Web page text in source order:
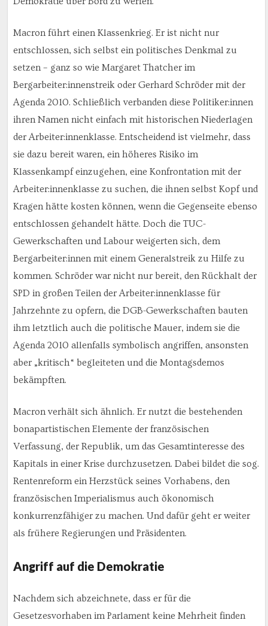
Macron führt einen Klassenkrieg. Er ist nicht nur
entschlossen, sich selbst ein politisches Denkmal zu
setzen – ganz so wie Margaret Thatcher im
Bergarbeiter:innenstreik oder Gerhard Schröder mit der
Agenda 2010. Schließlich verbanden diese Politiker:innen
ihren Namen nicht einfach mit historischen Niederlagen
der Arbeiter:innenklasse. Entscheidend ist vielmehr, dass
sie dazu bereit waren, ein höheres Risiko im
Klassenkampf einzugehen, eine Konfrontation mit der
Arbeiter:innenklasse zu suchen, die ihnen selbst Kopf und
Kragen hätte kosten können, wenn die Gegenseite ebenso
entschlossen gehandelt hätte. Doch die TUC-
Gewerkschaften und Labour weigerten sich, dem
Bergarbeiter:innen mit einem Generalstreik zu Hilfe zu
kommen. Schröder war nicht nur bereit, den Rückhalt der
SPD in großen Teilen der Arbeiter:innenklasse für
Jahrzehnte zu opfern, die DGB-Gewerkschaften bauten
ihm letztlich auch die politische Mauer, indem sie die
Agenda 2010 allenfalls symbolisch angriffen, ansonsten
aber „kritisch“ begleiteten und die Montagsdemos
bekämpften.
Macron verhält sich ähnlich. Er nutzt die bestehenden
bonapartistischen Elemente der französischen
Verfassung, der Republik, um das Gesamtinteresse des
Kapitals in einer Krise durchzusetzen. Dabei bildet die sog.
Rentenreform ein Herzstück seines Vorhabens, den
französischen Imperialismus auch ökonomisch
konkurrenzfähiger zu machen. Und dafür geht er weiter
als frühere Regierungen und Präsidenten.
Angriff auf die Demokratie
Nachdem sich abzeichnete, dass er für die
Gesetzesvorhaben im Parlament keine Mehrheit finden